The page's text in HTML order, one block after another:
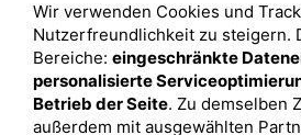
Depot eröffnen
Depot vergleichen
Junior Depot
Top-Seller-Fonds
Was
Was
Wir verwenden Cookies und
Nutzerfreundlichkeit zu steigern.
Bereiche: eingeschränkte
personalisierte
Betrieb der Seite. Zu demselben
außerdem mit ausgewählten